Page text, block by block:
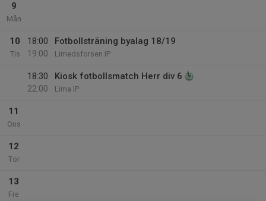
9
Mån
10
Tis
18:00
19:00
Fotbollsträning byalag 18/19
Limedsforsen IP
18:30
22:00
Kiosk fotbollsmatch Herr div 6
Lima IP
11
Ons
12
Tor
13
Fre